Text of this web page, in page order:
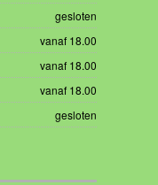
gesloten
vanaf 18.00
vanaf 18.00
vanaf 18.00
gesloten